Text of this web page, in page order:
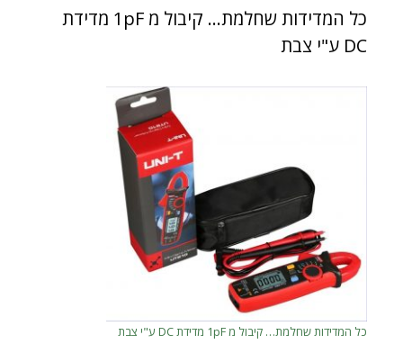
כל המדידות שחלמת… קיבול מ 1pF מדידת
DC ע"י צבת
כל המדידות שחלמת… קיבול מ 1pF מדידת DC ע"י צבת